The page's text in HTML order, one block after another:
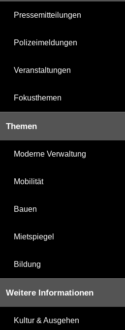
Pressemitteilungen
Polizeimeldungen
Veranstaltungen
Fokusthemen
Themen
Moderne Verwaltung
Mobilität
Bauen
Mietspiegel
Bildung
Weitere Informationen
Kultur & Ausgehen